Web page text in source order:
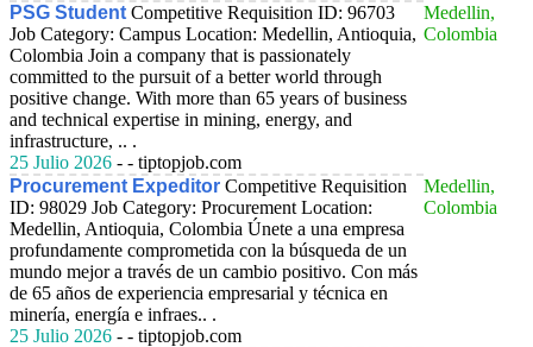
PSG Student Competitive Requisition ID: 96703
Job Category: Campus Location: Medellin, Antioquia,
Colombia Join a company that is passionately
committed to the pursuit of a better world through
positive change. With more than 65 years of business
and technical expertise in mining, energy, and
infrastructure, .. .
25 Julio 2026 - - tiptopjob.com
Medellin,
Colombia
Procurement Expeditor Competitive Requisition
ID: 98029 Job Category: Procurement Location:
Medellin, Antioquia, Colombia Únete a una empresa
profundamente comprometida con la búsqueda de un
mundo mejor a través de un cambio positivo. Con más
de 65 años de experiencia empresarial y técnica en
minería, energía e infraes.. .
25 Julio 2026 - - tiptopjob.com
Medellin,
Colombia